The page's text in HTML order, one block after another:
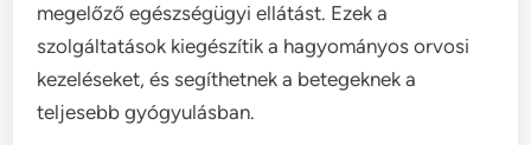
megelőző egészségügyi ellátást. Ezek a
szolgáltatások kiegészítik a hagyományos orvosi
kezeléseket, és segíthetnek a betegeknek a
teljesebb gyógyulásban.